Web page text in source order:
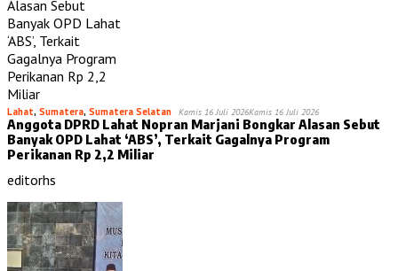
Lahat, Sumatera, Sumatera Selatan Kamis 16 Juli 2026Kamis 16 Juli 2026
Anggota DPRD Lahat Nopran Marjani Bongkar Alasan Sebut
Banyak OPD Lahat ‘ABS’, Terkait Gagalnya Program
Perikanan Rp 2,2 Miliar
editorhs